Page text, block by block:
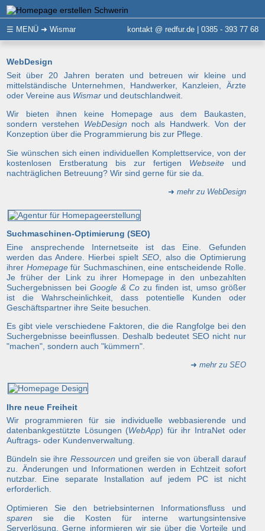
☰ MENÜ ➜ Wismar kontakt @ redfur.de | 0385 - 393 77 68
WebDesign
Seit über 20 Jahren beraten und betreuen wir kleine und
mittelständische Unternehmen, Handwerker, Kanzleien, Ärzte
oder Vereine aus Wismar und deutschlandweit.
Wir bieten ihnen keine Homepage aus dem Baukasten,
sondern verstehen WebDesign noch als Handwerk. Von der
Konzeption über die Programmierung bis zur Pflege.
Sie wünschen sich einen individuellen Komplettservice, von der
kostenlosen Erstberatung bis zur fertigen Webseiteund
nachträglichen Betreuung? Wir sind gerne für sie da.
➜ mehr zu WebDesign
Suchmaschinen-Optimierung (SEO)
Eine ansprechende Internetseite ist das Eine. Gefunden
werden das Andere. Hierbei spieltSEO , also die Optimierung
ihrer Homepagefür Suchmaschinen, eine entscheidende Rolle.
Je früher der Link zu ihrer Homepage in den unbezahlten
Suchergebnissen bei Google & Co zu finden ist, umso größer
ist die Wahrscheinlichkeit, dass potentielle Kunden oder
Geschäftspartner ihre Seite besuchen.
Es gibt viele verschiedene Faktoren, die die Rangfolge bei den
Suchergebnisse beeinflussen. Deshalb bedeutet SEO nicht nur
"machen", sondern auch "kümmern".
➜ mehr zu SEO
Ihre neue Freiheit
Wir programmieren für sie individuelle webbasierende und
datenbankgestützte Lösungen (WebApp) für ihr IntraNet oder
Auftrags- oder Kundenverwaltung.
Bündeln sie ihre Ressourcen und greifen sie von überall darauf
zu. Änderungen und Informationen werden in Echtzeit sofort
nutzbar. Eine separate Installation auf jedem PC ist nicht
erforderlich.
Optimieren Sie den betriebsinternen Informationsfluss und
sparen sie die Kosten für interne wartungsintensive
Serverlösung. Gerne informieren wir sie über die Vorteile und